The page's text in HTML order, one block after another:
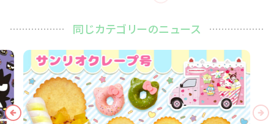
同じカテゴリーのニュース